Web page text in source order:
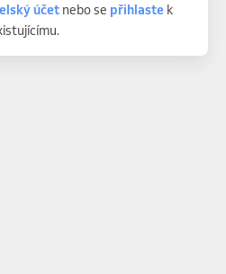
účetnebo se přihlastek